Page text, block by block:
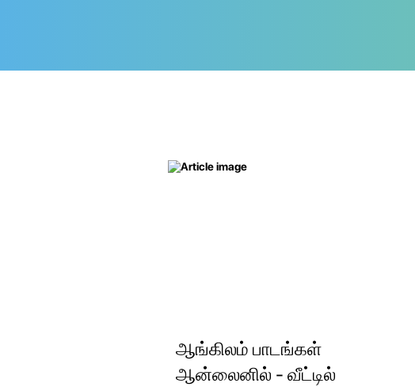
ஆங்கிலம் பாடங்கள்
ஆன்லைனில் - வீட்டில்